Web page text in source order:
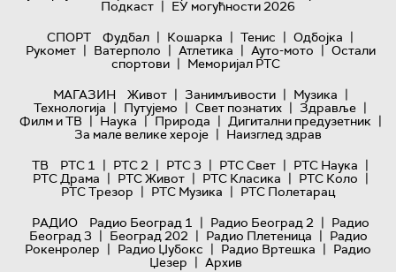
Подкаст | ЕУ могућности 2026
СПОРТ
Фудбал | Кошарка | Тенис | Одбојка |
Рукомет | Ватерполо | Атлетика | Ауто-мото | Остали
спортови | Меморијал РТС
МАГАЗИН
Живот | Занимљивости | Музика |
Технологијa | Путујемо | Свет познатих | Здравље |
Филм и ТВ | Наука | Природа | Дигитални предузетник |
За мале велике хероје | Наизглед здрав
ТВ
РТС 1 | РТС 2 | РТС 3 | РТС Свет | РТС Наука |
РТС Драма | РТС Живот | РТС Класика | РТС Коло |
РТС Трезор | РТС Музика | РТС Полетарац
РАДИО
Радио Београд 1 | Радио Београд 2 | Радио
Београд 3 | Београд 202 | Радио Плетеница | Радио
Рокенролер | Радио Џубокс | Радио Вртешка | Радио
Џезер | Архив